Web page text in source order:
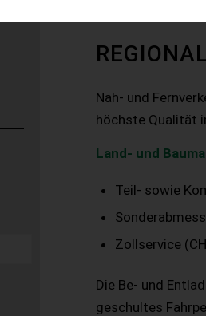
Nah- und
höchste Qualität
Land- und
Teil- sowie
Zollservice
Die Be- und
geschultes